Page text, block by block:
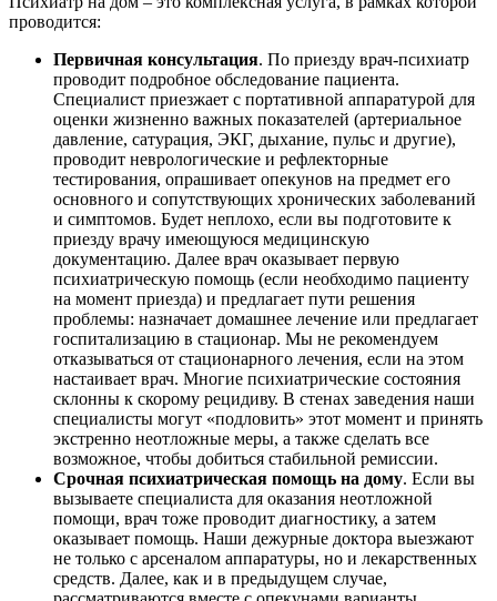
проводится:
Первичная консультация. По приезду врач-психиатр
проводит подробное обследование пациента.
Специалист приезжает с портативной аппаратурой для
оценки жизненно важных показателей (артериальное
давление, сатурация, ЭКГ, дыхание, пульс и другие),
проводит неврологические и рефлекторные
тестирования, опрашивает опекунов на предмет его
основного и сопутствующих хронических заболеваний
и симптомов. Будет неплохо, если вы подготовите к
приезду врачу имеющуюся медицинскую
документацию. Далее врач оказывает первую
психиатрическую помощь (если необходимо пациенту
на момент приезда) и предлагает пути решения
проблемы: назначает домашнее лечение или предлагает
госпитализацию в стационар. Мы не рекомендуем
отказываться от стационарного лечения, если на этом
настаивает врач. Многие психиатрические состояния
склонны к скорому рецидиву. В стенах заведения наши
специалисты могут «подловить» этот момент и принять
экстренно неотложные меры, а также сделать все
возможное, чтобы добиться стабильной ремиссии.
Срочная психиатрическая помощь на дому. Если вы
вызываете специалиста для оказания неотложной
помощи, врач тоже проводит диагностику, а затем
оказывает помощь. Наши дежурные доктора выезжают
не только с арсеналом аппаратуры, но и лекарственных
средств. Далее, как и в предыдущем случае,